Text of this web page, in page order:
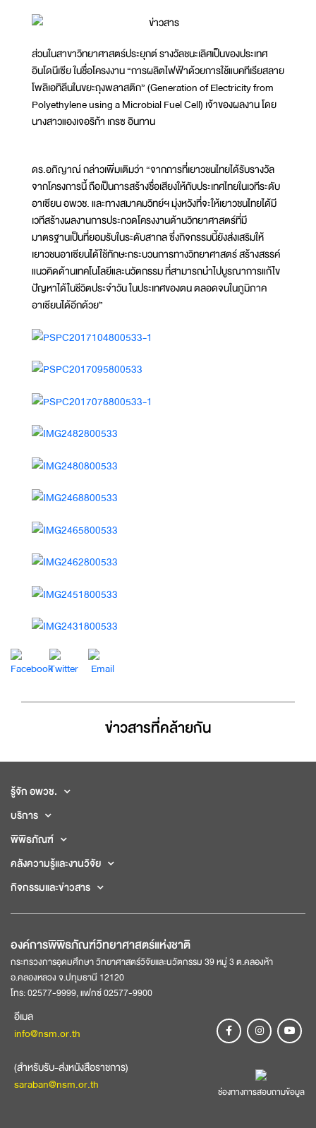
ส่วนในสาขาวิทยาศาสตร์ประยุกต์ รางวัลชนะเลิศเป็นของประเทศ
อินโดนีเซีย ในชื่อโครงงาน “การผลิตไฟฟ้าด้วยการใช้แบคทีเรียสลาย
โพลิเอทิลีนในขยะถุงพลาสติก” (Generation of Electricity from
Polyethylene using a Microbial Fuel Cell) เจ้าของผลงาน โดย
นางสาวแองเจอริก้า เกรซ อินทาน
ดร.อภิญาณ์ กล่าวเพิ่มเติมว่า “จากการที่เยาวชนไทยได้รับรางวัล
จากโครงการนี้ ถือเป็นการสร้างชื่อเสียงให้กับประเทศไทยในเวทีระดับ
อาเซียน อพวช. และทางสมาคมวิทย์ฯ มุ่งหวังที่จะให้เยาวชนไทยได้มี
เวทีสร้างผลงานการประกวดโครงงานด้านวิทยาศาสตร์ที่มี
มาตรฐานเป็นที่ยอมรับในระดับสากล ซึ่งกิจกรรมนี้ยังส่งเสริมให้
เยาวชนอาเซียนได้ใช้ทักษะกระบวนการทางวิทยาศาสตร์ สร้างสรรค์
แนวคิดด้านเทคโนโลยีและนวัตกรรม ที่สามารถนำไปบูรณาการแก้ไข
ปัญหาได้ในชีวิตประจำวัน ในประเทศของตน ตลอดจนในภูมิภาค
อาเซียนได้อีกด้วย”
ข่าวสารที่่คล้ายกัน
รู้จัก อพวช.
บริการ
พิพิธภัณฑ์
คลังความรู้และงานวิจัย
กิจกรรมและข่าวสาร
องค์การพิพิธภัณฑ์วิทยาศาสตร์แห่งชาติ
กระทรวงการอุดมศึกษา วิทยาศาสตร์วิจัยและนวัตกรรม 39 หมู่ 3 ต.คลองห้า
อ.คลองหลวง จ.ปทุมธานี 12120
โทร: 02577-9999, แฟกซ์ 02577-9900
อีเมล
info@nsm.or.th
(สำหรับรับ-ส่งหนังสือราชการ)
saraban@nsm.or.th
ช่องทางการสอบถามข้อมูล